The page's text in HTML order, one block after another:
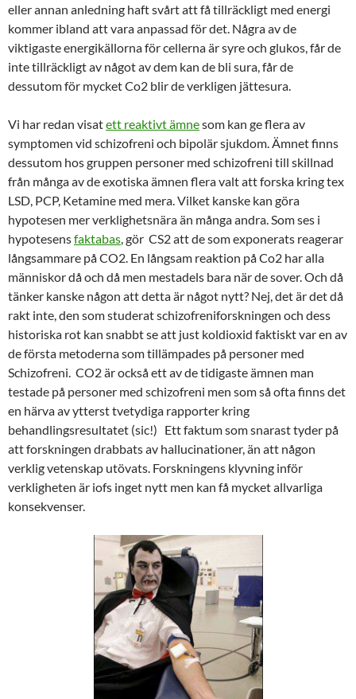
eller annan anledning haft svårt att få tillräckligt med energi
kommer ibland att vara anpassad för det. Några av de
viktigaste energikällorna för cellerna är syre och glukos, får de
inte tillräckligt av något av dem kan de bli sura, får de
dessutom för mycket Co2 blir de verkligen jättesura.
Vi har redan visatett reaktivt ämnesom kan ge flera av
symptomen vid schizofreni och bipolär sjukdom. Ämnet finns
dessutom hos gruppen personer med schizofreni till skillnad
från många av de exotiska ämnen flera valt att forska kring tex
LSD, PCP, Ketamine med mera. Vilket kanske kan göra
hypotesen mer verklighetsnära än många andra. Som ses i
hypotesensfaktabas, gör CS2 att de som exponerats reagerar
långsammare på CO2. En långsam reaktion på Co2 har alla
människor då och då men mestadels bara när de sover. Och då
tänker kanske någon att detta är något nytt? Nej, det är det då
rakt inte, den som studerat schizofreniforskningen och dess
historiska rot kan snabbt se att just koldioxid faktiskt var en av
de första metoderna som tillämpades på personer med
Schizofreni. CO2 är också ett av de tidigaste ämnen man
testade på personer med schizofreni men som så ofta finns det
en härva av ytterst tvetydiga rapporter kring
behandlingsresultatet (sic!) Ett faktum som snarast tyder på
att forskningen drabbats av hallucinationer, än att någon
verklig vetenskap utövats. Forskningens klyvning inför
verkligheten är iofs inget nytt men kan få mycket allvarliga
konsekvenser.